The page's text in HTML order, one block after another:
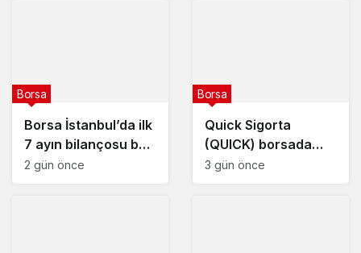
Borsa İstanbul’da ilk
7 ayın bilançosu belli
oldu
Borsa
2 gün önce
Quick Sigorta
(QUICK) borsada
yarın işlem görmeye
Borsa
3 gün önce